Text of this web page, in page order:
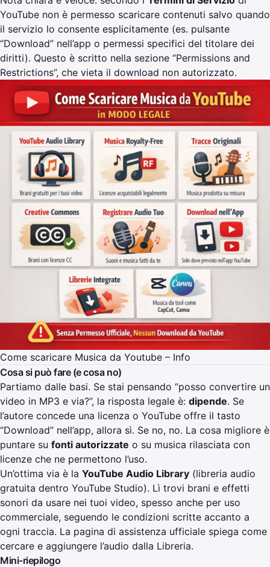
YouTube non è permesso scaricare contenuti salvo quando
il servizio lo consente esplicitamente (es. pulsante
“Download” nell’app o permessi specifici del titolare dei
diritti). Questo è scritto nella sezione “Permissions and
Restrictions”, che vieta il download non autorizzato.
Come scaricare Musica da Youtube – Info
Cosa si può fare (e cosa no)
Partiamo dalle basi. Se stai pensando “posso convertire un
video in MP3 e via?”, la risposta legale è: dipende. Se
l’autore concede una licenza o YouTube offre il tasto
“Download” nell’app, allora sì. Se no, no. La cosa migliore è
puntare su fonti autorizzate o su musica rilasciata con
licenze che ne permettono l’uso.
Un’ottima via è la YouTube Audio Library (libreria audio
gratuita dentro YouTube Studio). Lì trovi brani e effetti
sonori da usare nei tuoi video, spesso anche per uso
commerciale, seguendo le condizioni scritte accanto a
ogni traccia. La pagina di assistenza ufficiale spiega come
cercare e aggiungere l’audio dalla Libreria.
Mini-riepilogo